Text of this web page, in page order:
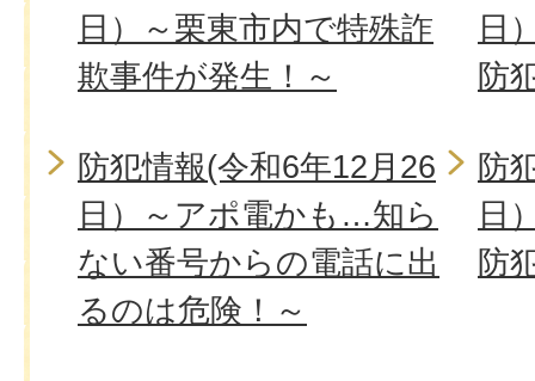
日）～栗東市内で特殊詐
欺事件が発生！～
日
防
防犯情報(令和6年12月26
日）～アポ電かも…知ら
ない番号からの電話に出
るのは危険！～
防
日
防